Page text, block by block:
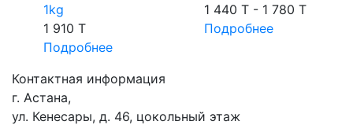
1kg
1 910 T
Подробнее
1 440 T - 1 780 T
Подробнее
Контактная информация
г. Астана,
ул. Кенесары, д. 46, цокольный этаж